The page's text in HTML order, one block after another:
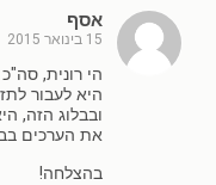
אסף
15 בינואר 2015
הי רונית,
היא לעבור
ובבלוג הזה,
את הערכים
בהצלחה!